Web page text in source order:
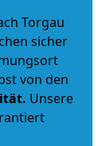
Torgau
sicher
von den
. Unsere